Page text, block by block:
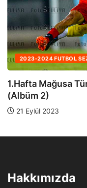
2023-2024 FUTBOL
1.Hafta Mağusa
(Albüm 1)
21 Eylül 2023
Hakkımızda